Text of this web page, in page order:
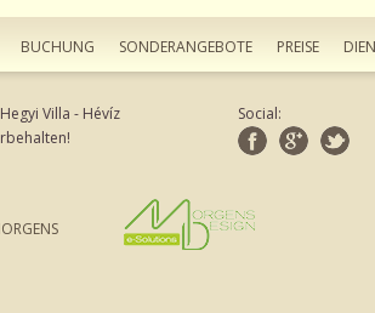
BUCHUNG SONDERANGEBOTE PREISE
Villa - Hévíz
Social: